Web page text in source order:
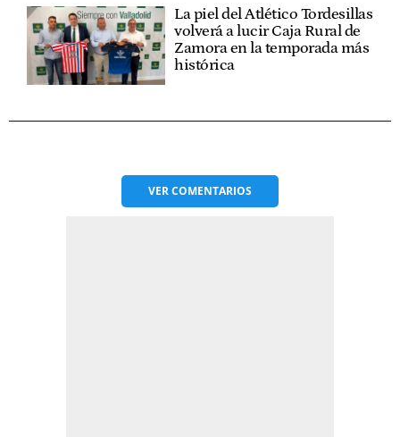
La piel del Atlético Tordesillas
volverá a lucir Caja Rural de
Zamora en la temporada más
histórica
VERCOMENTARIOS